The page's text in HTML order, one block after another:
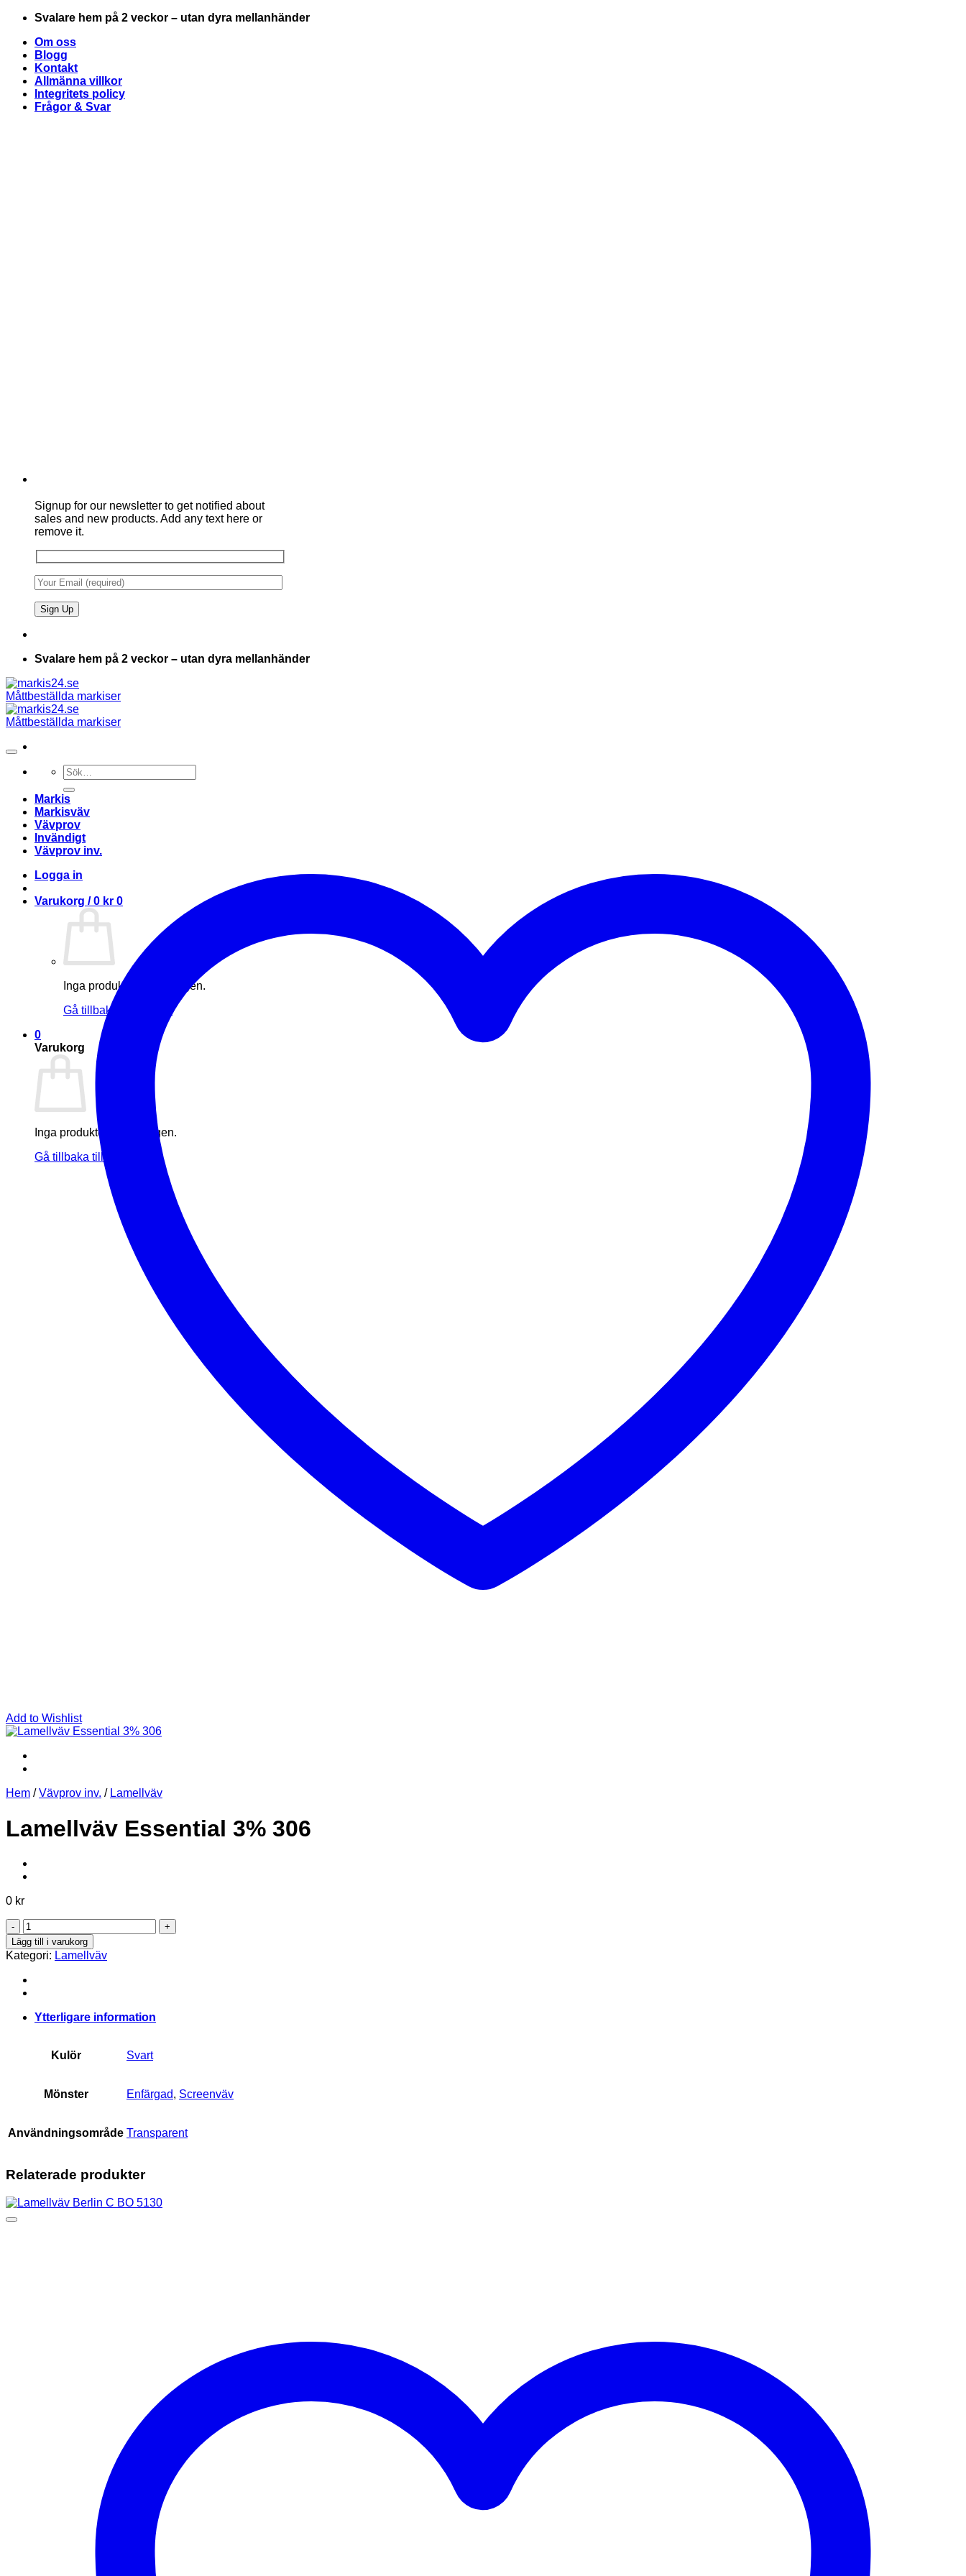
Skip
content
Svalare hem på 2 veckor – utan dyra mellanhänder
Om oss
Blogg
Kontakt
Allmänna villkor
Integritets policy
Frågor & Svar
Signup for our newsletter to get notified about
sales and new products. Add any text here or
remove it.
Svalare hem på 2 veckor – utan dyra mellanhänder
Sök
efter:
Markis
Markisväv
Vävprov
Invändigt
Vävprov inv.
Logga in
Varukorg /0 kr 0
Inga produkter i varukorgen.
Gå tillbaka till butiken
0
Varukorg
Inga produkter i varukorgen.
Gå tillbaka till butiken
Add to Wishlist
Hem / Vävprov inv. / Lamellväv
Lamellväv Essential 3% 306
0 kr
Lamellväv
Essential
3%
306
mängd
Lägg till i varukorg
Kategori: Lamellväv
Ytterligare information
Kulör Svart
Mönster Enfärgad, Screenväv
Användningsområde Transparent
Relaterade produkter